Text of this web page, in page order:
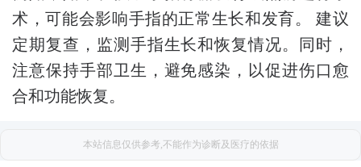
术，可能会影响手指的正常生长和发育。 建议
定期复查，监测手指生长和恢复情况。同时，
注意保持手部卫生，避免感染，以促进伤口愈
合和功能恢复。
本站信息仅供参考,不能作为诊断及医疗的依据